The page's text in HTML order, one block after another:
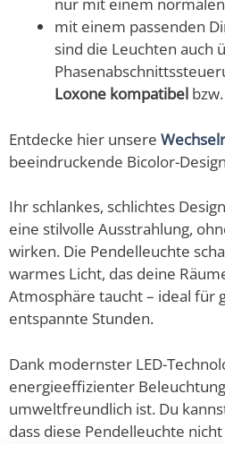
nur mit einem
mit einem passenden
sind die Leuchten auch
Loxone kompatibel
Entdecke hier unsere
beeindruckende Bicolor-
Ihr schlankes, schlichtes
eine stilvolle Ausstrahlung,
wirken. Die Pendelleuchte
warmes Licht, das deine
Atmosphäre taucht – ideal für
entspannte Stunden.
Dank modernster LED-
energieeffizienter
umweltfreundlich ist. Du
dass diese Pendelleuchte